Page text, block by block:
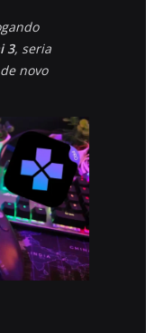
3, seria
novo